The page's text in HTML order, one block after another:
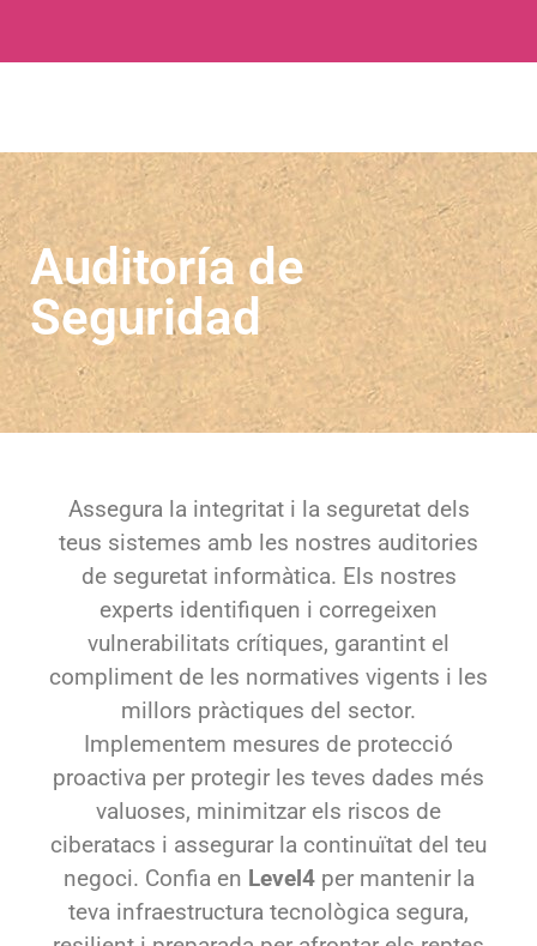
Auditoría de
Seguridad
Assegura la integritat i la seguretat dels
de seguretat informàtica. Els nostres
experts identifiquen i corregeixen
vulnerabilitats crítiques, garantint el
compliment de les normatives vigents i les
millors pràctiques del sector.
Implementem mesures de protecció
proactiva per protegir les teves dades més
valuoses, minimitzar els riscos de
ciberatacs i assegurar la continuïtat del teu
negoci. Confia enLevel4
per mantenir la
teva infraestructura tecnològica segura,
resilient i preparada per afrontar els reptes
del futur digital